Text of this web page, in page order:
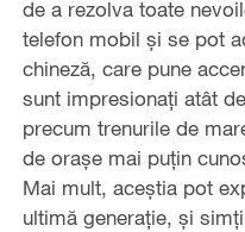
de a rezolva toate
telefon mobil și se pot
chineză, care pune
sunt impresionați atât
precum trenurile de
de orașe mai puțin
Mai mult, aceștia pot
ultimă generație, și